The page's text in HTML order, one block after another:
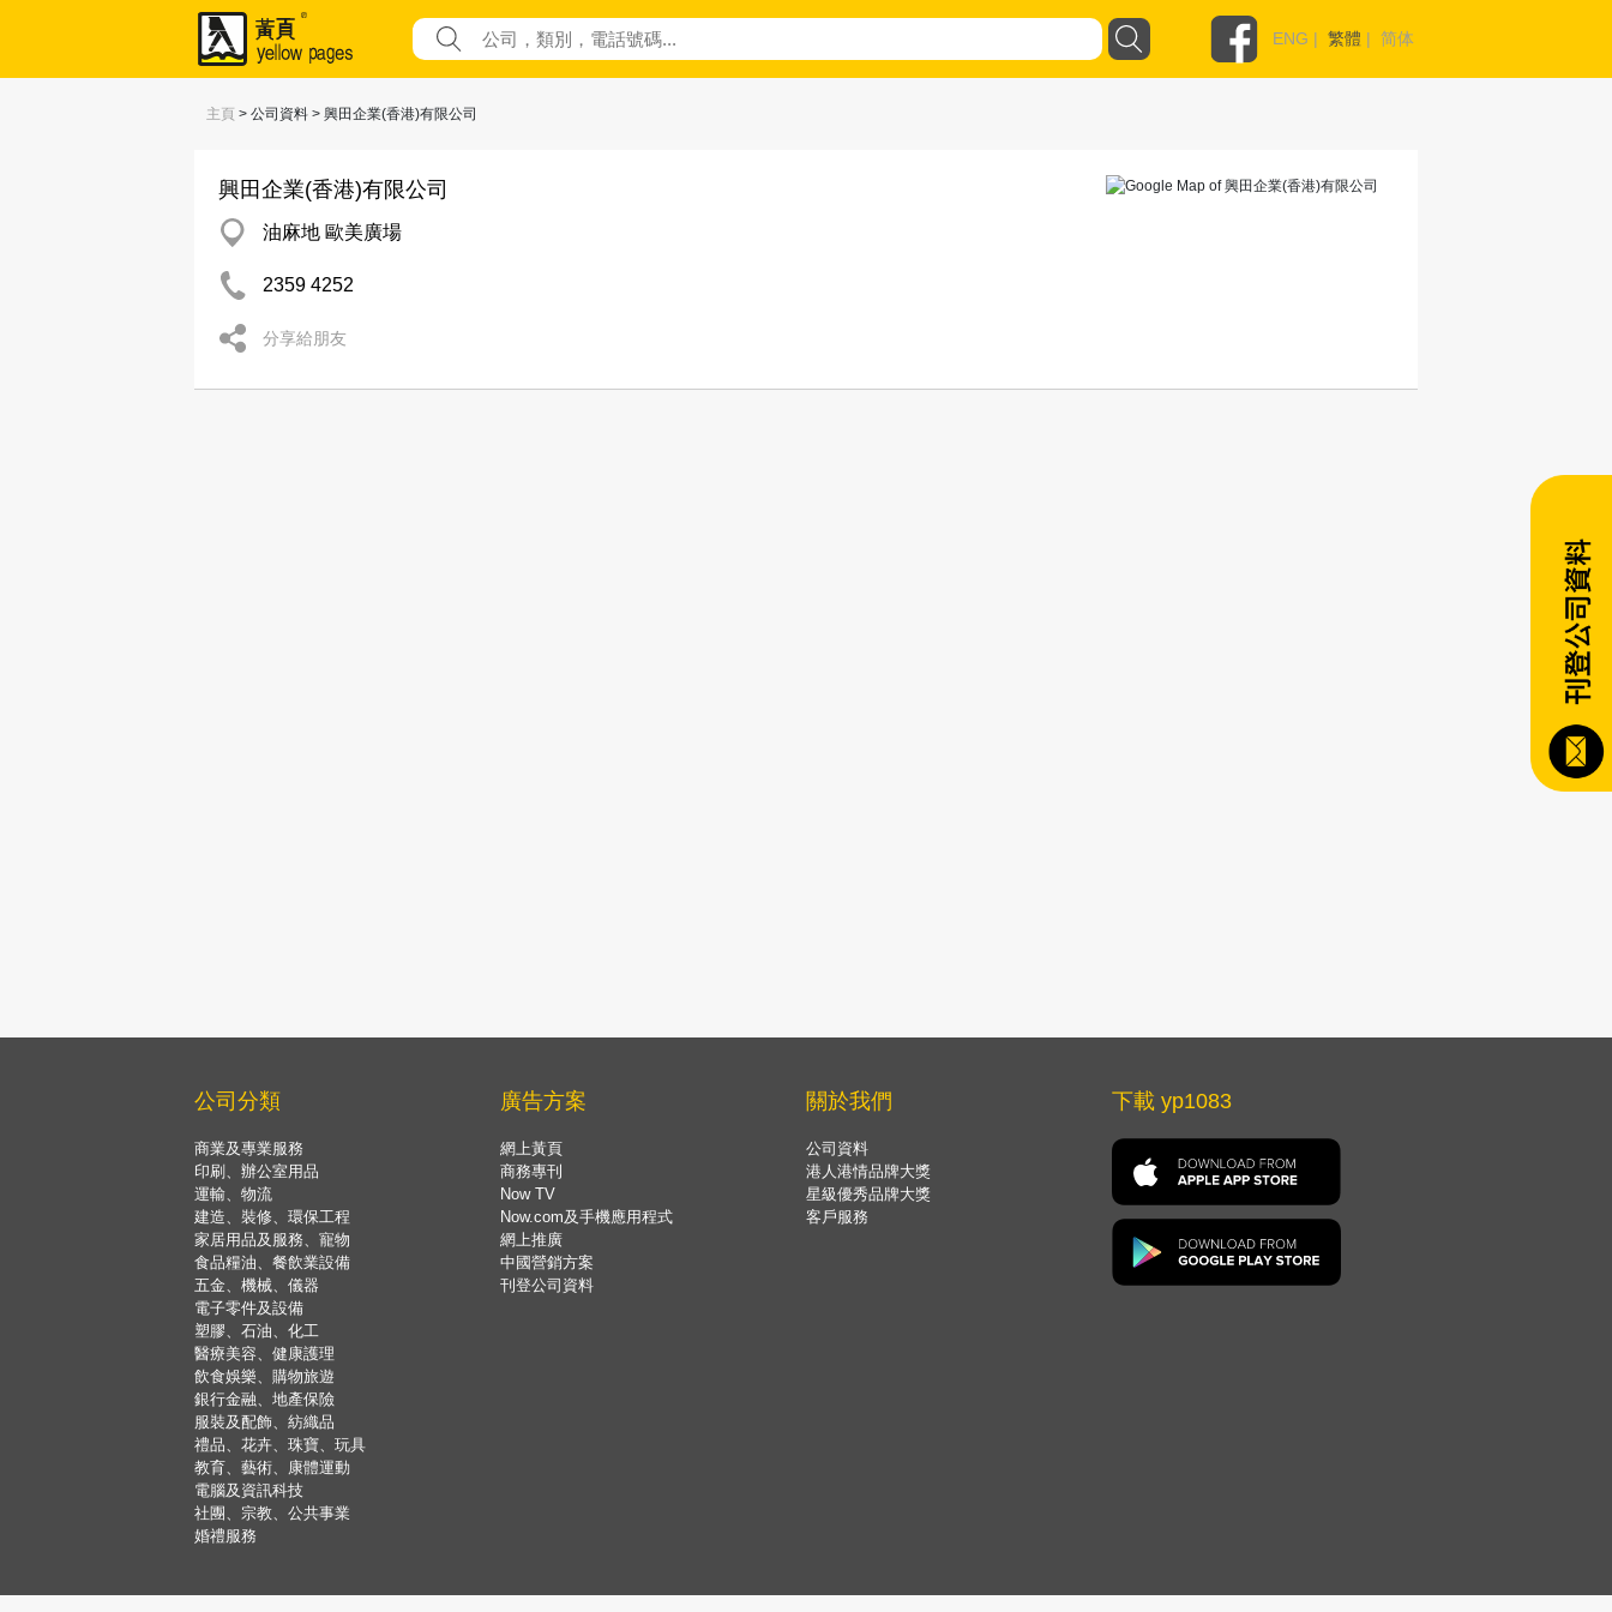
ENG | 繁體 | 简体
主頁 > 公司資料 > 興田企業(香港)有限公司
興田企業(香港)有限公司
油麻地 歐美廣場
2359 4252
分享給朋友
公司分類
商業及專業服務
印刷、辦公室用品
運輸、物流
建造、裝修、環保工程
家居用品及服務、寵物
食品糧油、餐飲業設備
五金、機械、儀器
電子零件及設備
塑膠、石油、化工
醫療美容、健康護理
飲食娛樂、購物旅遊
銀行金融、地產保險
服裝及配飾、紡織品
禮品、花卉、珠寶、玩具
教育、藝術、康體運動
電腦及資訊科技
社團、宗教、公共事業
婚禮服務
廣告方案
網上黃頁
商務專刊
Now TV
Now.com及手機應用程式
網上推廣
中國營銷方案
刊登公司資料
關於我們
公司資料
港人港情品牌大獎
星級優秀品牌大獎
客戶服務
下載 yp1083